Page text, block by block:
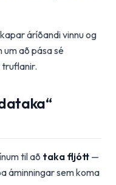
áríðandi vinnu og
að pása sé
til að taka fljótt —
áminningar sem koma